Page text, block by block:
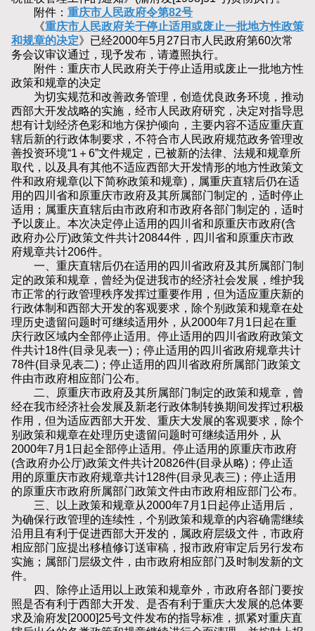
附件： 重庆市人民政府令第82号
《重庆市人民政府关于停止适用或废止一批地方性政策
和规章的决定》已经2000年5月27日市人民政府第60次常
务会议审议通过，现予发布，请遵照执行。
附件：重庆市人民政府关于停止适用或废止一批地方性
政策和规章的决定
为切实规范和改善政务管理，创造优良政务环境，推动
西部大开发战略的实施，经市人民政府研究，决定对指导思
想有计划经济色彩和地方保护倾向，主要内容不适应重庆直
辖后新的行政体制要求，不符合市人民政府规范政务管理改
善投资环境“1＋6”文件规定，已被新的法律、法规和规章所
取代，以及具有其他不适应西部大开发情形的地方性政策文
件和政府规章(以下简称政策和规章)，属重庆直辖后仍在适
用的四川省和原重庆市政府及其所属部门制定的，适时停止
适用；属重庆直辖后由市政府和市政府各部门制定的，适时
予以废止。本次决定停止适用的四川省和原重庆市政府(含
政府办公厅)政策文件共计20844件，四川省和原重庆市政
府规章共计206件。
一、重庆直辖后仍在适用的四川省政府及其所属部门制
定的政策和规章，曾经为促进我市的经济社会发展，维护我
市正常的行政管理秩序发挥过重要作用，但为适应重庆新的
行政体制和西部大开发的客观要求，除个别政策和规章在处
理历史遗留问题时可继续适用外，从2000年7月1日起在重
庆行政区域内全部停止适用。停止适用的四川省政府政策文
件共计18件(目录见表一)；停止适用的四川省政府规章共计
78件(目录见表二)；停止适用的四川省政府所属部门政策文
件由市政府相应部门公布。
二、原重庆市政府及其所属部门制定的政策和规章，曾
经在我市经济社会发展及新老行政体制转换期间发挥过积极
作用，但为适应西部大开发、重庆大发展的客观要求，除个
别政策和规章在处理历史遗留问题时可继续适用外，从
2000年7月1日起全部停止适用。停止适用的原重庆市政府
(含政府办公厅)政策文件共计20826件(目录从略)；停止适
用的原重庆市政府规章共计128件(目录见表三)；停止适用
的原重庆市政府所属部门政策文件由市政府相应部门公布。
三、以上政策和规章从2000年7月1日起停止适用后，
为确保行政管理的连续性，个别政策和规章的内容确需继续
沿用且有利于促进西部大开发的，属政府层级文件，市政府
相应部门应提出移植修订送审稿，报市政府审定后另行发布
实施；属部门层级文件，由市政府相应部门及时制发新的文
件。
四、除停止适用以上政策和规章外，市政府各部门要按
照是否有利于西部大开发、是否有利于重庆大发展的总体要
求及渝府发[2000]25号文件发布的指导标准，抓紧对重庆直